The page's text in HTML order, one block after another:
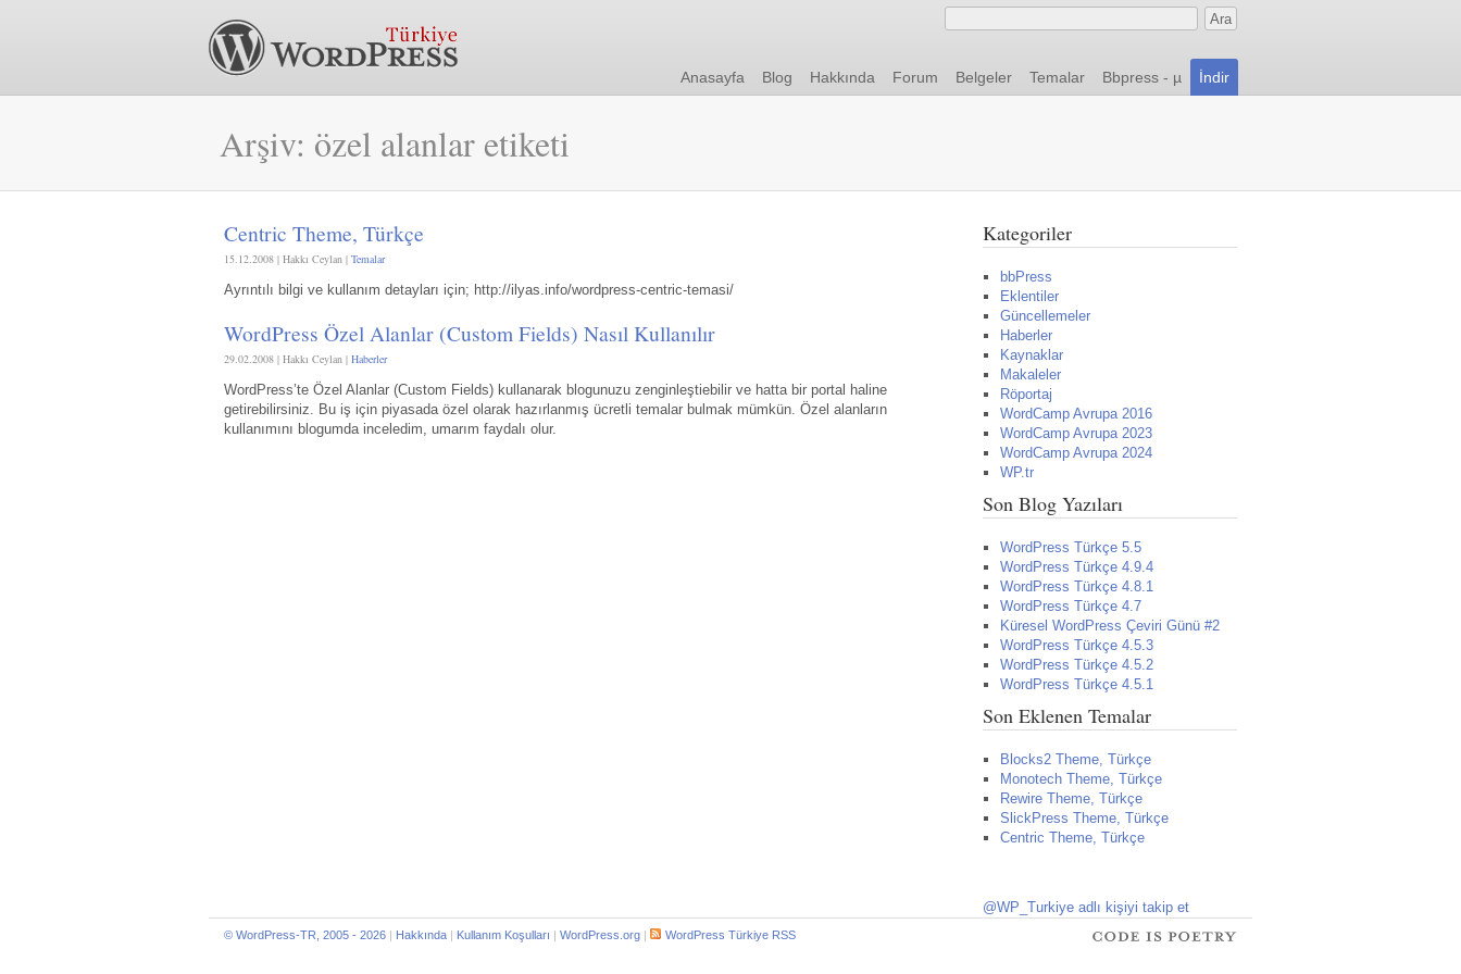
Anasayfa Blog Hakkında Forum Belgeler Temalar Bbpress - µ İndir
Arşiv: özel alanlar etiketi
Centric Theme, Türkçe
15.12.2008 | Hakkı Ceylan | Temalar
Ayrıntılı bilgi ve kullanım detayları için; http://ilyas.info/wordpress-centric-temasi/
WordPress Özel Alanlar (Custom Fields) Nasıl Kullanılır
29.02.2008 | Hakkı Ceylan | Haberler
WordPress’te Özel Alanlar (Custom Fields) kullanarak blogunuzu zenginleştiebilir ve hatta bir portal haline
getirebilirsiniz. Bu iş için piyasada özel olarak hazırlanmış ücretli temalar bulmak mümkün. Özel alanların
kullanımını blogumda inceledim, umarım faydalı olur.
Kategoriler
bbPress
Eklentiler
Güncellemeler
Haberler
Kaynaklar
Makaleler
Röportaj
WordCamp Avrupa 2016
WordCamp Avrupa 2023
WordCamp Avrupa 2024
WP.tr
Son Blog Yazıları
WordPress Türkçe 5.5
WordPress Türkçe 4.9.4
WordPress Türkçe 4.8.1
WordPress Türkçe 4.7
Küresel WordPress Çeviri Günü #2
WordPress Türkçe 4.5.3
WordPress Türkçe 4.5.2
WordPress Türkçe 4.5.1
Son Eklenen Temalar
Blocks2 Theme, Türkçe
Monotech Theme, Türkçe
Rewire Theme, Türkçe
SlickPress Theme, Türkçe
Centric Theme, Türkçe
@WP_Turkiye adlı kişiyi takip et
© WordPress-TR, 2005 - 2026 | Hakkında | Kullanım Koşulları | WordPress.org | WordPress Türkiye RSS